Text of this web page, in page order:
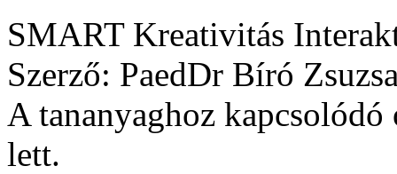
SMART Kreativitás
Szerző: PaedDr Bíró
A tananyaghoz
lett.